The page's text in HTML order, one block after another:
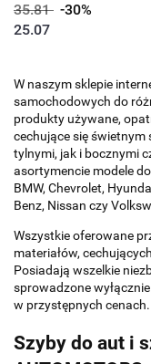
35.81 -30%
25.07
W naszym sklepie
samochodowych do
produkty używane,
cechujące się
tylnymi, jak i bocznymi
asortymencie modele
BMW, Chevrolet,
Benz, Nissan czy
Wszystkie oferowane
materiałów,
Posiadają wszelkie
sprowadzone
w przystępnych cenach.
Szyby do aut i